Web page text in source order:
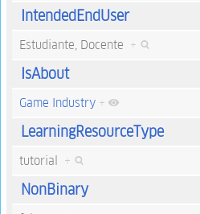
IntendedEndUser
Estudiante, Docente +
IsAbout
Game Industry +
LearningResourceType
tutorial +
NonBinary